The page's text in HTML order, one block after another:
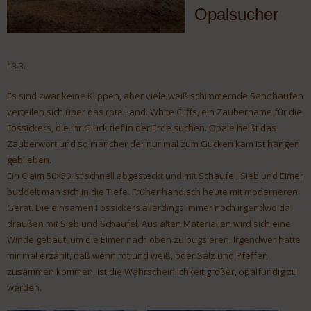
Opalsucher
13.3.
Es sind zwar keine Klippen, aber viele weiß schimmernde Sandhaufen
verteilen sich über das rote Land. White Cliffs, ein Zaubername für die
Fossickers, die ihr Glück tief in der Erde suchen. Opale heißt das
Zauberwort und so mancher der nur mal zum Gucken kam ist hängen
geblieben.
Ein Claim 50×50 ist schnell abgesteckt und mit Schaufel, Sieb und Eimer
buddelt man sich in die Tiefe. Früher handisch heute mit moderneren
Gerät. Die einsamen Fossickers allerdings immer noch irgendwo da
draußen mit Sieb und Schaufel. Aus alten Materialien wird sich eine
Winde gebaut, um die Eimer nach oben zu bugsieren. Irgendwer hatte
mir mal erzählt, daß wenn rot und weiß, oder Salz und Pfeffer,
zusammen kommen, ist die Wahrscheinlichkeit größer, opalfündig zu
werden.